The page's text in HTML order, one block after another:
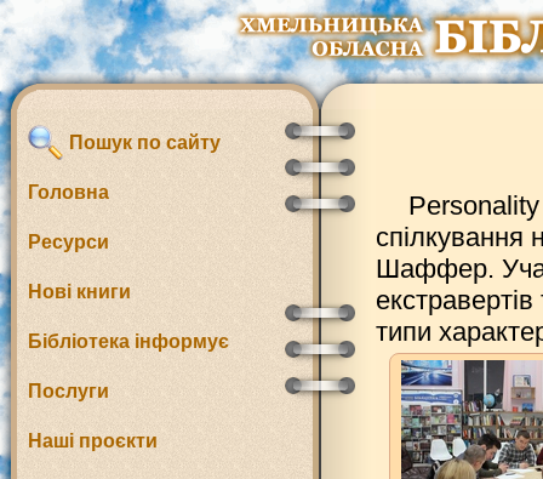
Пошук по сайту
Головна
Ресурси
Нові книги
Бібліотека інформує
Послуги
Наші проєкти
Personality
спілкування
Шаффер.
типи